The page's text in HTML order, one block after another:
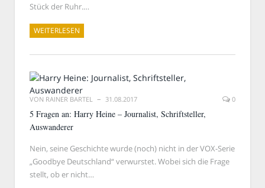
Stück der Ruhr.…
WEITERLESEN
VON RAINER BARTEL 31.08.2017 0
5 Fragen an: Harry Heine – Journalist, Schriftsteller,
Auswanderer
Nein, seine Geschichte wurde (noch) nicht in der VOX-Serie
„Goodbye Deutschland“ verwurstet. Wobei sich die Frage
stellt, ob er nicht…